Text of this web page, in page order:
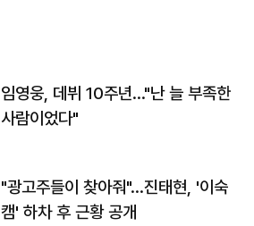
임영웅, 데뷔 10주년…"난 늘 부족한
사람이었다"
"광고주들이 찾아줘"…진태현, '이숙
캠' 하차 후 근황 공개